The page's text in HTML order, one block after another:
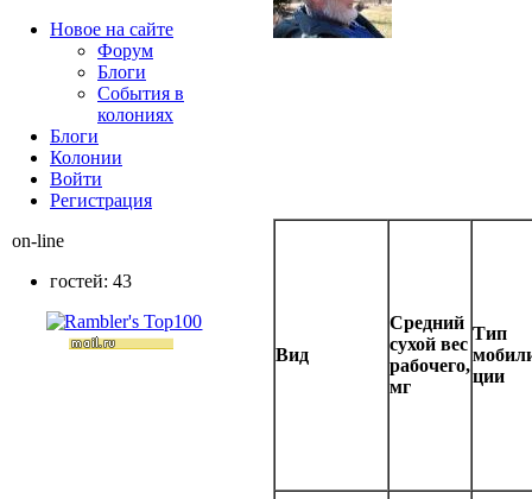
Вид
Средний
сухой вес
рабочего,
мг
Тип
ции
Новое на сайте
Форум
Блоги
События в
колониях
Блоги
Колонии
Войти
Peгиcтpaция
on-line
гостей: 43